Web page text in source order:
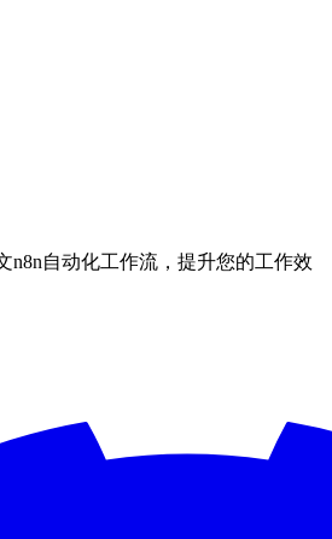
n8n自动化工作流，提升您的工作效